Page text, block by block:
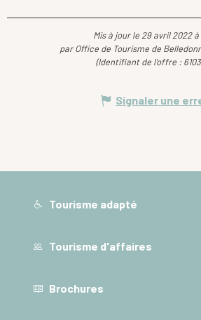
Mis à jour le 29 avril 2022 à
par Office de Tourisme de
(Identifiant de l'offre :
Signaler une
Tourisme adapté
Tourisme d'affaires
Brochures